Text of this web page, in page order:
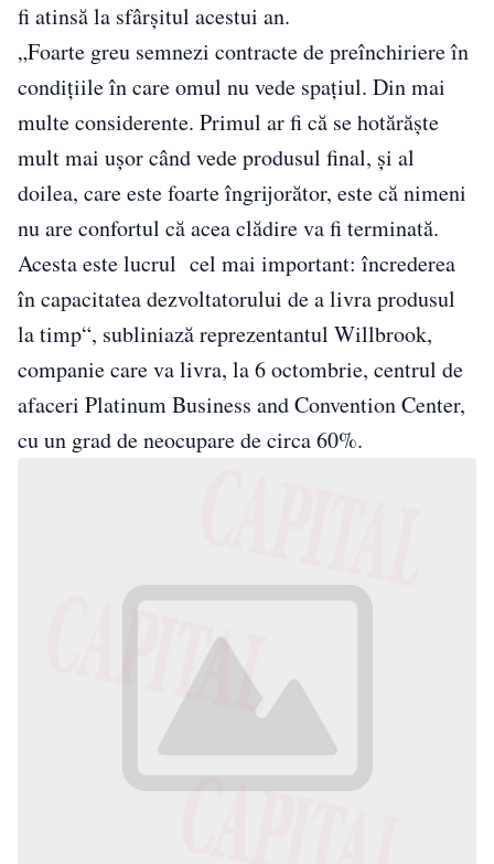
fi atinsă la sfârşitul acestui an.
„Foarte greu semnezi contracte de preînchiriere în
condiţiile în care omul nu vede spaţiul. Din mai
multe considerente. Primul ar fi că se hotărăşte
mult mai uşor când vede produsul final, şi al
doilea, care este foarte îngrijorător, este că nimeni
nu are confortul că acea clădire va fi terminată.
Acesta este lucrul cel mai important: încrederea
în capacitatea dezvoltatorului de a livra produsul
la timp“, subliniază reprezentantul Willbrook,
companie care va livra, la 6 octombrie, centrul de
afaceri Platinum Business and Convention Center,
cu un grad de neocupare de circa 60%.